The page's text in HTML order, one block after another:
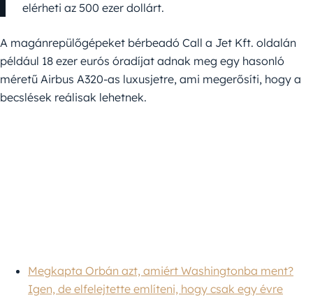
elérheti az 500 ezer dollárt.
A magánrepülőgépeket bérbeadó Call a Jet Kft. oldalán
például 18 ezer eurós óradíjat adnak meg egy hasonló
méretű Airbus A320-as luxusjetre, ami megerősíti, hogy a
becslések reálisak lehetnek.
Megkapta Orbán azt, amiért Washingtonba ment?
Igen, de elfelejtette említeni, hogy csak egy évre